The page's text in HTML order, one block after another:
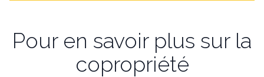
Pour en savoir plus sur la
copropriété